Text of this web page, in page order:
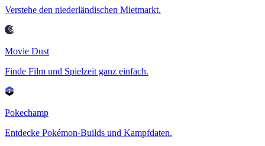
Verstehe den niederländischen Mietmarkt.
Movie Dust
Finde Film und Spielzeit ganz einfach.
Pokechamp
Entdecke Pokémon-Builds und Kampfdaten.